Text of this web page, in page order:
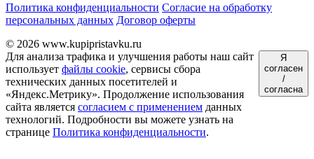
Политика конфиденциальности Согласие на обработку
персональных данных Договор оферты
© 2026 www.kupipristavku.ru
Для анализа трафика и улучшения работы наш сайт
использует файлы cookie, сервисы сбора
технических данных посетителей и
«Яндекс.Метрику». Продолжение использования
сайта является согласием с применением данных
технологий. Подробности вы можете узнать на
странице Политика конфиденциальности.
Я
согласен
/
согласна